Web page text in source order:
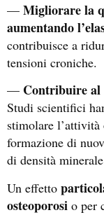
— Migliorarela
aumentando
contribuisce a
tensioni croniche.
— Contribuire al
Studi scientifici
stimolare l’attività
formazione di
di densità
Un effetto
osteoporosi o per